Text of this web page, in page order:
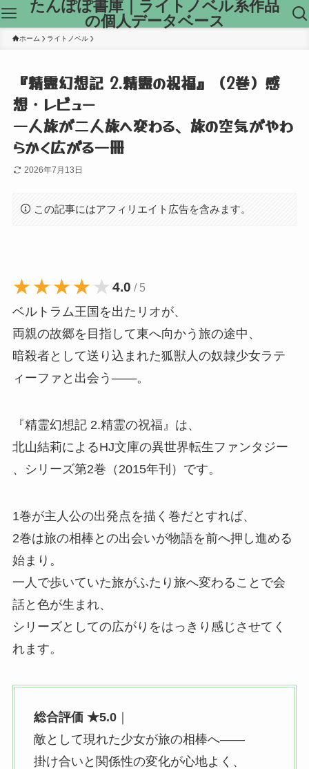
たんぽぽ書庫｜ライトノベル系作品
の個人データベース
ホーム ライトノベル
『精霊幻想記 2.精霊の祝福』（2巻）感
想・レビュー
一人旅が二人旅へ変わる、旅の空気がやわ
らかく広がる一冊
2026年7月13日
この記事にはアフィリエイト広告を含みます。
★★★★★
★★★★★ 4.0 / 5
ベルトラム王国を出たリオが、
両親の故郷を目指して東へ向かう旅の途中、
暗殺者として送り込まれた狐獣人の奴隷少女ラテ
ィーファと出会う——。
『精霊幻想記 2.精霊の祝福』 は、
北山結莉によるHJ文庫の異世界転生ファンタジー
、
シリーズ第2巻（2015年刊） です。
1巻が主人公の出発点を描く巻だとすれば、
2巻は旅の相棒との出会いが物語を前へ押し進める
始まり。
一人で歩いていた旅がふたり旅へ変わることで会
話と色が生まれ、
シリーズとしての広がりをはっきり感じさせてく
れます。
総合評価 ★5.0｜
敵として現れた少女が旅の相棒へ——
掛け合いと関係性の変化が心地よく、